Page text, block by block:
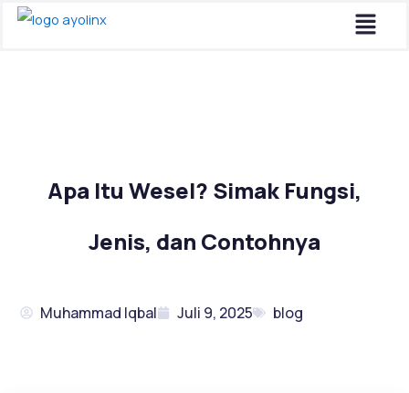
Lewati
Menu
Apa Itu Wesel? Simak Fungsi,
Jenis, dan Contohnya
Muhammad Iqbal Juli 9, 2025 blog